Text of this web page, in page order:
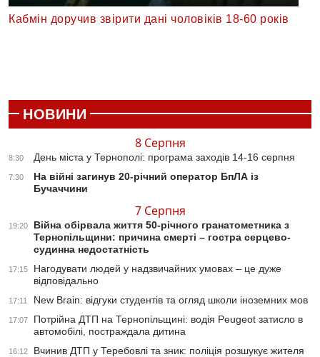
Кабмін доручив звірити дані чоловіків 18-60 років
НОВИНИ
8 Серпня
8:30 День міста у Тернополі: програма заходів 14-16 серпня
7:30
На війні загинув 20-річний оператор БпЛА із
Бучаччини
7 Серпня
19:20
Війна обірвала життя 50-річного гранатометника з
Тернопільщини: причина смерті – гостра серцево-
судинна недостатність
17:15
Нагодувати людей у надзвичайних умовах – це дуже
відповідально
17:11 New Brain: відгуки студентів та огляд школи іноземних мов
17:07
Потрійна ДТП на Тернопільщині: водія Peugeot затисло в
автомобілі, постраждала дитина
16:12 Вчинив ДТП у Теребовлі та зник: поліція розшукує жителя